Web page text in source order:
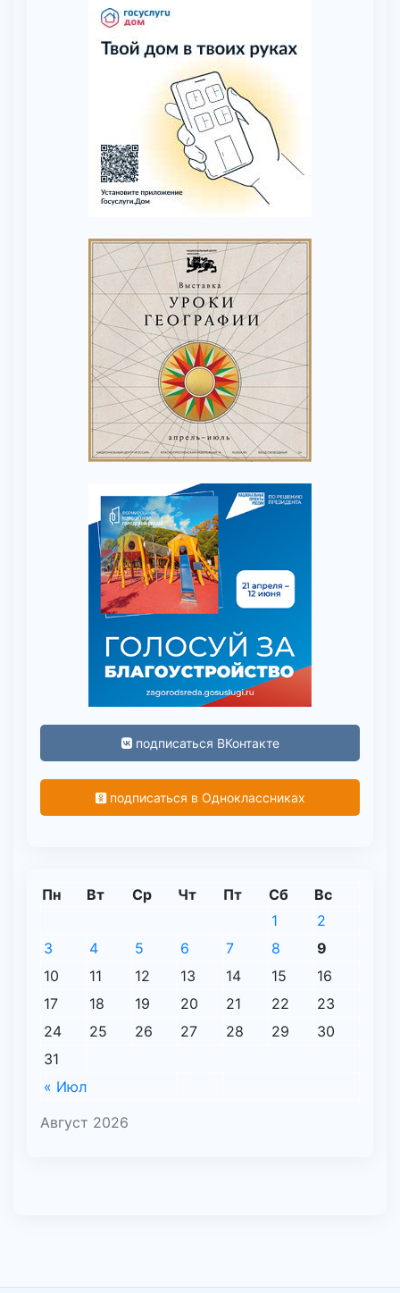
подписаться ВКонтакте
подписаться в Одноклассниках
Август 2026
Пн Вт Ср Чт Пт Сб Вс
« Июл
1
2
3
4 5 6 7 8
9
10
11 12 13 14 15
16
17
18 19 20 21 22
23
24
25 26 27 28 29
30
31